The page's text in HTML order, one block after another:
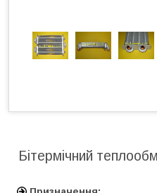
Бітермічний